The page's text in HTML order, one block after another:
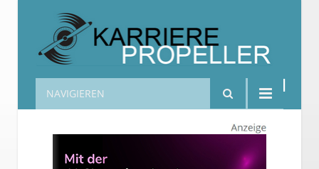
Karrierepropeller
NAVIGIEREN